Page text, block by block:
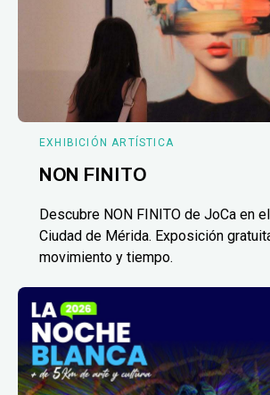
EXHIBICIÓN ARTÍSTICA
NON FINITO
Descubre NON FINITO de JoCa en
Ciudad de Mérida. Exposición
movimiento y tiempo.